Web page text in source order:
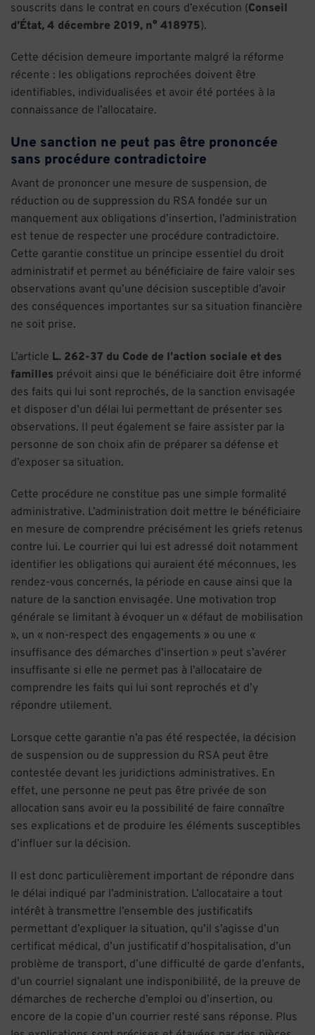
souscrits dans le contrat en cours d’exécution (Conseil
d’État, 4 décembre 2019, n° 418975).
Cette décision demeure importante malgré la réforme
récente : les obligations reprochées doivent être
identifiables, individualisées et avoir été portées à la
connaissance de l’allocataire.
Une sanction ne peut pas être prononcée
sans procédure contradictoire
Avant de prononcer une mesure de suspension, de
réduction ou de suppression du RSA fondée sur un
manquement aux obligations d’insertion, l’administration
est tenue de respecter une procédure contradictoire.
Cette garantie constitue un principe essentiel du droit
administratif et permet au bénéficiaire de faire valoir ses
observations avant qu’une décision susceptible d’avoir
des conséquences importantes sur sa situation financière
ne soit prise.
L’article L. 262-37 du Code de l’action sociale et des
familles prévoit ainsi que le bénéficiaire doit être informé
des faits qui lui sont reprochés, de la sanction envisagée
et disposer d’un délai lui permettant de présenter ses
observations. Il peut également se faire assister par la
personne de son choix afin de préparer sa défense et
d’exposer sa situation.
Cette procédure ne constitue pas une simple formalité
administrative. L’administration doit mettre le bénéficiaire
en mesure de comprendre précisément les griefs retenus
contre lui. Le courrier qui lui est adressé doit notamment
identifier les obligations qui auraient été méconnues, les
rendez-vous concernés, la période en cause ainsi que la
nature de la sanction envisagée. Une motivation trop
générale se limitant à évoquer un « défaut de mobilisation
», un « non-respect des engagements » ou une «
insuffisance des démarches d’insertion » peut s’avérer
insuffisante si elle ne permet pas à l’allocataire de
comprendre les faits qui lui sont reprochés et d’y
répondre utilement.
Lorsque cette garantie n’a pas été respectée, la décision
de suspension ou de suppression du RSA peut être
contestée devant les juridictions administratives. En
effet, une personne ne peut pas être privée de son
allocation sans avoir eu la possibilité de faire connaître
ses explications et de produire les éléments susceptibles
d’influer sur la décision.
Il est donc particulièrement important de répondre dans
le délai indiqué par l’administration. L’allocataire a tout
intérêt à transmettre l’ensemble des justificatifs
permettant d’expliquer la situation, qu’il s’agisse d’un
certificat médical, d’un justificatif d’hospitalisation, d’un
problème de transport, d’une difficulté de garde d’enfants,
d’un courriel signalant une indisponibilité, de la preuve de
démarches de recherche d’emploi ou d’insertion, ou
encore de la copie d’un courrier resté sans réponse. Plus